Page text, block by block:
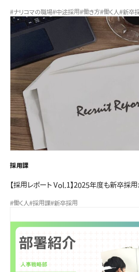
#ナリコマの職場#中途採用#働き方#働く人#新卒
採用課
【採用レポート Vol.1】2025年度も新卒採用
#働く人#採用課#新卒採用